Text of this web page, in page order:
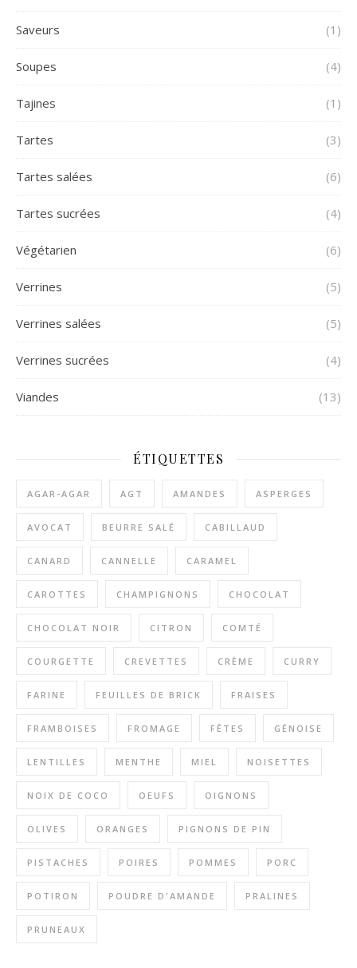
Saveurs (1)
Soupes (4)
Tajines (1)
Tartes (3)
Tartes salées (6)
Tartes sucrées (4)
Végétarien (6)
Verrines (5)
Verrines salées (5)
Verrines sucrées (4)
Viandes (13)
ÉTIQUETTES
AGAR-AGAR AGT AMANDES ASPERGES
AVOCAT BEURRE SALÉ CABILLAUD
CANARD CANNELLE CARAMEL
CAROTTES CHAMPIGNONS CHOCOLAT
CHOCOLAT NOIR CITRON COMTÉ
COURGETTE CREVETTES CRÈME CURRY
FARINE FEUILLES DE BRICK FRAISES
FRAMBOISES FROMAGE FÊTES GÉNOISE
LENTILLES MENTHE MIEL NOISETTES
NOIX DE COCO OEUFS OIGNONS
OLIVES ORANGES PIGNONS DE PIN
PISTACHES POIRES POMMES PORC
POTIRON POUDRE D'AMANDE PRALINES
PRUNEAUX